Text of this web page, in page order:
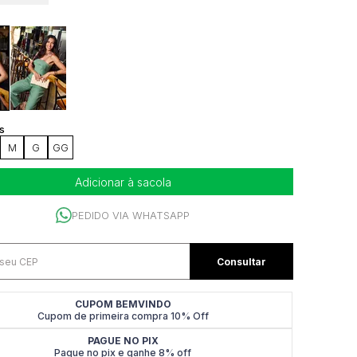
M G GG
Adicionar à sacola
PEDIDO VIA WHATSAPP
CUPOM BEMVINDO
Cupom de primeira compra 10% Off
PAGUE NO PIX
Pague no pix e ganhe 8% off